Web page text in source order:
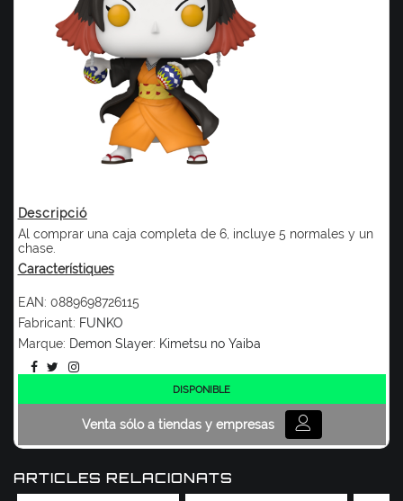
Descripció
Al comprar una caja completa de 6, incluye 5 normales y un
chase.
Característiques
EAN: 0889698726115
Fabricant: FUNKO
Marque: Demon Slayer: Kimetsu no Yaiba
DISPONIBLE
Venta sólo a tiendas y empresas
ARTICLES RELACIONATS